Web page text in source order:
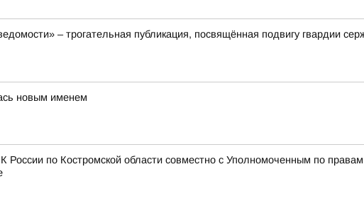
– трогательная публикация, посвящённая подвигу гвардии
новым именем
России по Костромской области совместно с Уполномоченным по